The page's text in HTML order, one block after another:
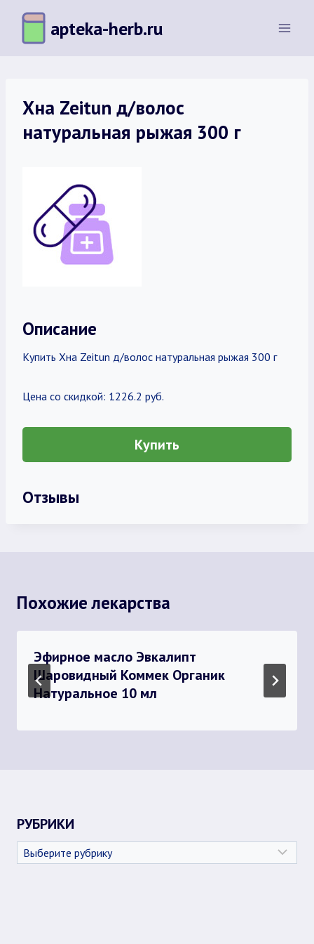
Перейти
содержимому
apteka-herb.ru
Хна Zeitun д/волос
натуральная рыжая 300 г
Описание
Купить Хна Zeitun д/волос натуральная рыжая 300 г
Цена со скидкой: 1226.2 руб.
Купить
Отзывы
Похожие лекарства
Эфирное масло Эвкалипт
Шаровидный Коммек Органик
Натуральное 10 мл
РУБРИКИ
Рубрики